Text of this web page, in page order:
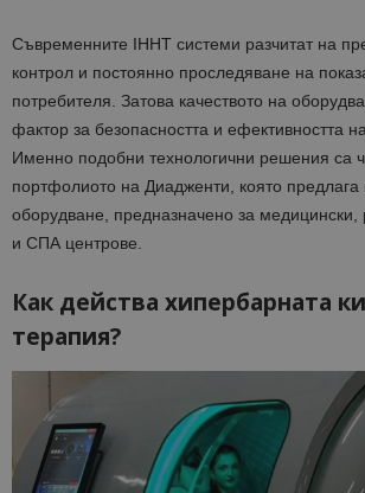
Съвременните IHHT системи разчитат на
контрол и постоянно проследяване на
потребителя. Затова качеството на
фактор за безопасността и ефективността
Именно подобни технологични решения са
портфолиото на Диадженти, която
оборудване, предназначено за медицински,
и СПА центрове.
Как действа хипербарната
терапия?